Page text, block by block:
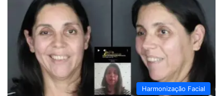
Harmonização Facial